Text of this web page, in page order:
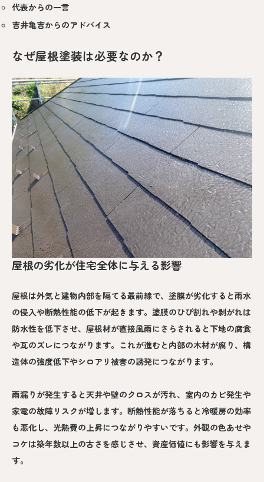
代表からの一言
吉井亀吉からのアドバイス
なぜ屋根塗装は必要なのか？
屋根の劣化が住宅全体に与える影響
屋根は外気と建物内部を隔てる最前線で、塗膜が劣化すると雨水
の侵入や断熱性能の低下が起きます。塗膜のひび割れや剥がれは
防水性を低下させ、屋根材が直接風雨にさらされると下地の腐食
や瓦のズレにつながります。これが進むと内部の木材が腐り、構
造体の強度低下やシロアリ被害の誘発につながります。
雨漏りが発生すると天井や壁のクロスが汚れ、室内のカビ発生や
家電の故障リスクが増します。断熱性能が落ちると冷暖房の効率
も悪化し、光熱費の上昇につながりやすいです。外観の色あせや
コケは築年数以上の古さを感じさせ、資産価値にも影響を与えま
す。